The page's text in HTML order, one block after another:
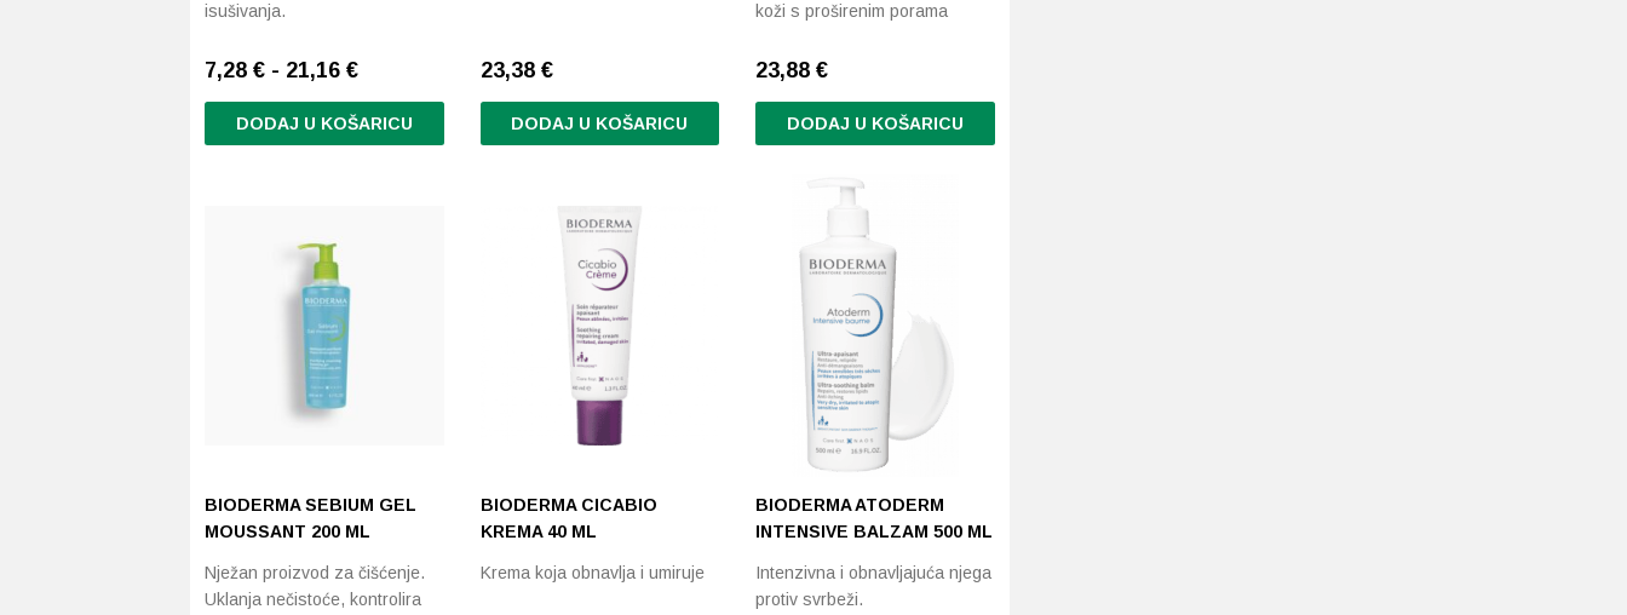
isušivanja.
7,28 € - 21,16 €
DODAJ U KOŠARICU
23,38 €
DODAJ U KOŠARICU
koži s proširenim porama
23,88€
DODAJ U KOŠARICU
BIODERMA SEBIUM GEL
MOUSSANT 200 ML
Nježan proizvod za čišćenje.
Uklanja nečistoće, kontrolira
BIODERMA CICABIO
KREMA 40 ML
Krema koja obnavlja i umiruje
BIODERMA ATODERM
INTENSIVE BALZAM 500 ML
Intenzivna i obnavljajuća njega
protiv svrbeži.